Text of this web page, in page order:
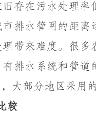
存在污水处理
排水管网的距
带来难度。很
排水系统和管
大部分地区采用
较